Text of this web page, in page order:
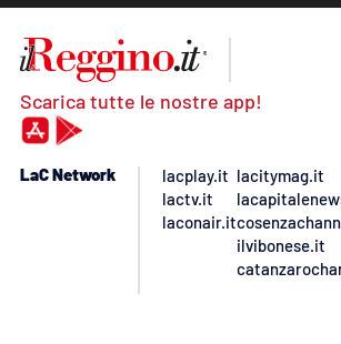
Scarica tutte le nostre app!
LaC Network
lacplay.it
lactv.it
laconair.it
lacitymag.it
ilvibonese.it